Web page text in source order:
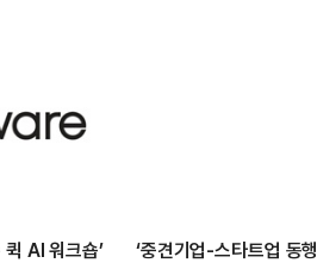
AI 워크숍’
‘중견기업-스타트업 동